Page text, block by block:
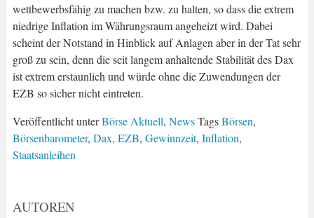
wettbewerbsfähig zu machen bzw. zu halten, so dass die extrem
niedrige Inflation im Währungsraum angeheizt wird. Dabei
scheint der Notstand in Hinblick auf Anlagen aber in der Tat sehr
groß zu sein, denn die seit langem anhaltende Stabilität des Dax
ist extrem erstaunlich und würde ohne die Zuwendungen der
EZB so sicher nicht eintreten.
Veröffentlicht unterBörse Aktuell, News TagsBörsen,
Börsenbarometer, Dax, EZB, Gewinnzeit, Inflation,
Staatsanleihen
AUTOREN